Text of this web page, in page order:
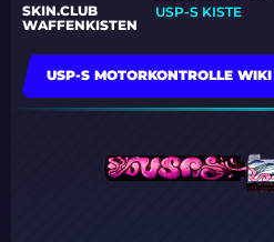
SKIN.CLUB
WAFFENKISTEN
USP-S KISTE
USP-S MOTORKONTROLLE WIKI